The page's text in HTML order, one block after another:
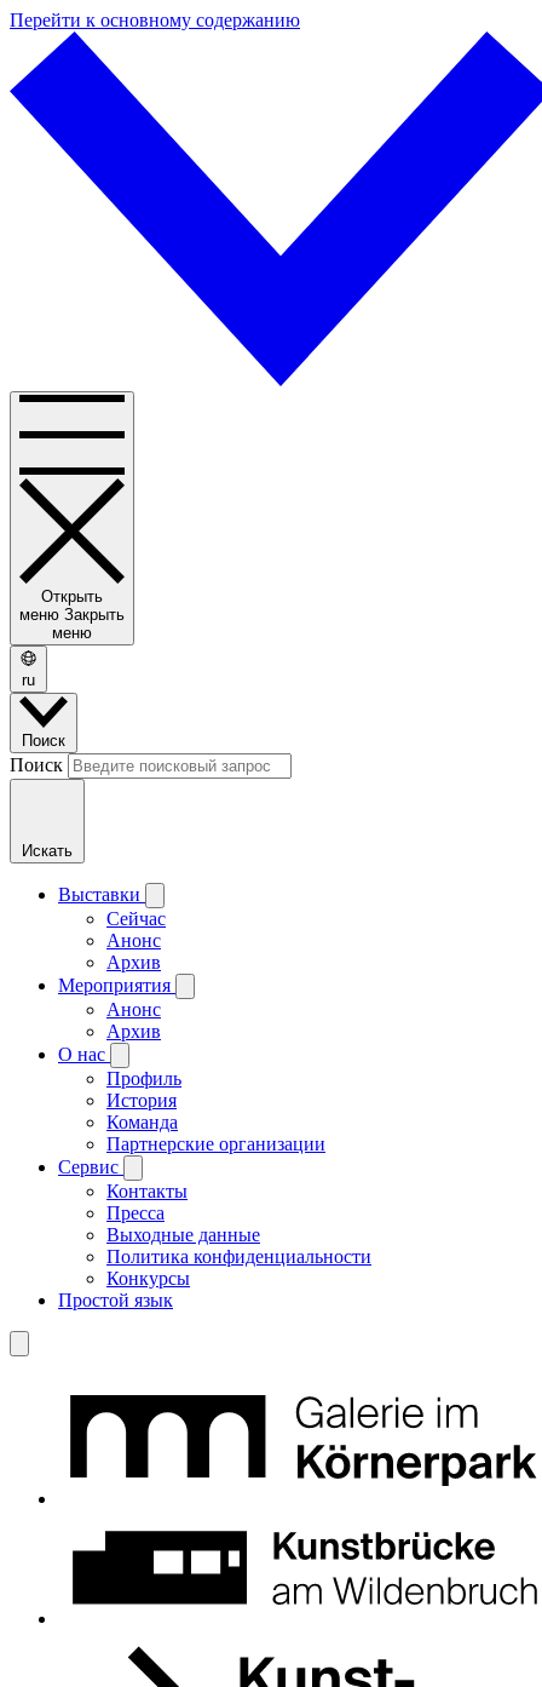
Перейти к основному содержанию
Открыть
меню Закрыть
меню
ru
Поиск
Поиск
Искать
Выставки
Сейчас
Анонс
Архив
Мероприятия
Анонс
Архив
О нас
Профиль
История
Команда
Партнерские организации
Сервис
Контакты
Пресса
Выходные данные
Политика конфиденциальности
Конкурсы
Простой язык